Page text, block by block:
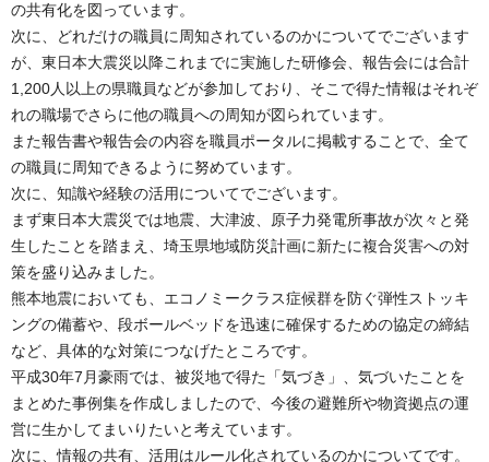
の共有化を図っています。
次に、どれだけの職員に周知されているのかについてでございます
が、東日本大震災以降これまでに実施した研修会、報告会には合計
1,200人以上の県職員などが参加しており、そこで得た情報はそれぞ
れの職場でさらに他の職員への周知が図られています。
また報告書や報告会の内容を職員ポータルに掲載することで、全て
の職員に周知できるように努めています。
次に、知識や経験の活用についてでございます。
まず東日本大震災では地震、大津波、原子力発電所事故が次々と発
生したことを踏まえ、埼玉県地域防災計画に新たに複合災害への対
策を盛り込みました。
熊本地震においても、エコノミークラス症候群を防ぐ弾性ストッキ
ングの備蓄や、段ボールベッドを迅速に確保するための協定の締結
など、具体的な対策につなげたところです。
平成30年7月豪雨では、被災地で得た「気づき」、気づいたことを
まとめた事例集を作成しましたので、今後の避難所や物資拠点の運
営に生かしてまいりたいと考えています。
次に、情報の共有、活用はルール化されているのかについてです。